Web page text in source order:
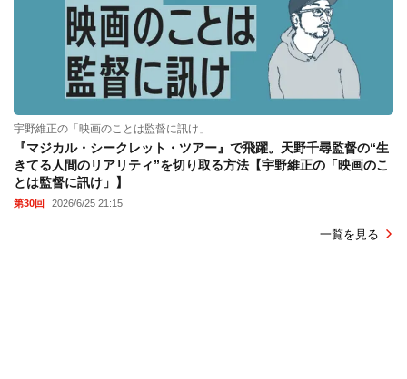
宇野維正の「映画のことは監督に訊け」
『マジカル・シークレット・ツアー』で飛躍。天野千尋監督の“生
きてる人間のリアリティ”を切り取る方法【宇野維正の「映画のこ
とは監督に訊け」】
第30回 2026/6/25 21:15
一覧を見る